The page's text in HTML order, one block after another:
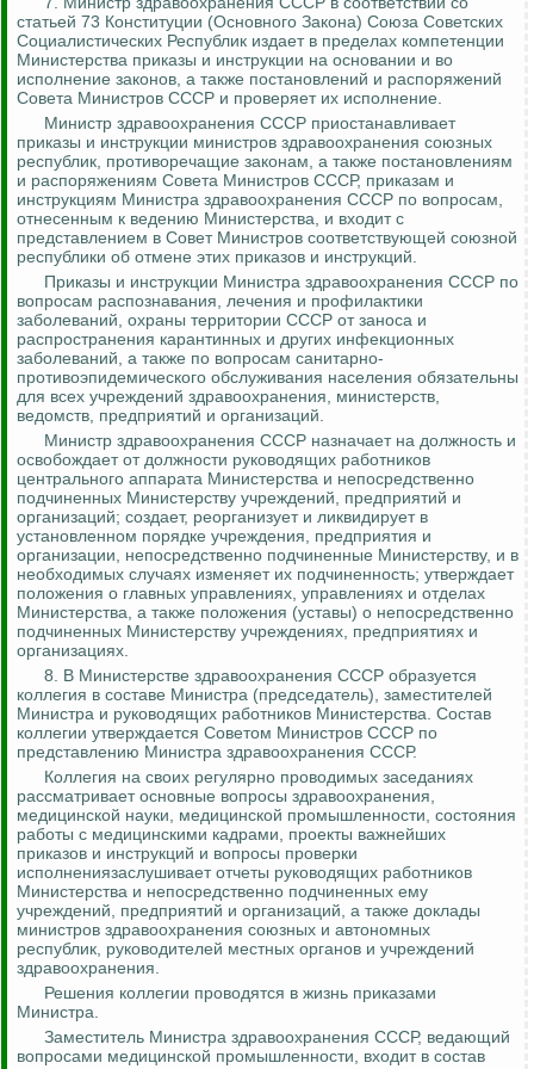
статьей 73 Конституции (Основного Закона) Союза Советских
Социалистических Республик издает в пределах компетенции
Министерства приказы и инструкции на основании и во
исполнение законов, а также постановлений и распоряжений
Совета Министров СССР и проверяет их исполнение.
Министр здравоохранения СССР приостанавливает
приказы и инструкции министров здравоохранения союзных
республик, противоречащие законам, а также постановлениям
и распоряжениям Совета Министров СССР, приказам и
инструкциям Министра здравоохранения СССР по вопросам,
отнесенным к ведению Министерства, и входит с
представлением в Совет Министров соответствующей союзной
республики об отмене этих приказов и инструкций.
Приказы и инструкции Министра здравоохранения СССР по
вопросам распознавания, лечения и профилактики
заболеваний, охраны территории СССР от заноса и
распространения карантинных и других инфекционных
заболеваний, а также по вопросам санитарно-
противоэпидемического обслуживания населения обязательны
для всех учреждений здравоохранения, министерств,
ведомств, предприятий и организаций.
Министр здравоохранения СССР назначает на должность и
освобождает от должности руководящих работников
центрального аппарата Министерства и непосредственно
подчиненных Министерству учреждений, предприятий и
организаций; создает, реорганизует и ликвидирует в
установленном порядке учреждения, предприятия и
организации, непосредственно подчиненные Министерству, и в
необходимых случаях изменяет их подчиненность; утверждает
положения о главных управлениях, управлениях и отделах
Министерства, а также положения (уставы) о непосредственно
подчиненных Министерству учреждениях, предприятиях и
организациях.
8. В Министерстве здравоохранения СССР образуется
коллегия в составе Министра (председатель), заместителей
Министра и руководящих работников Министерства. Состав
коллегии утверждается Советом Министров СССР по
представлению Министра здравоохранения СССР.
Коллегия на своих регулярно проводимых заседаниях
рассматривает основные вопросы здравоохранения,
медицинской науки, медицинской промышленности, состояния
работы с медицинскими кадрами, проекты важнейших
приказов и инструкций и вопросы проверки
исполнениязаслушивает отчеты руководящих работников
Министерства и непосредственно подчиненных ему
учреждений, предприятий и организаций, а также доклады
министров здравоохранения союзных и автономных
республик, руководителей местных органов и учреждений
здравоохранения.
Решения коллегии проводятся в жизнь приказами
Министра.
Заместитель Министра здравоохранения СССР, ведающий
вопросами медицинской промышленности, входит в состав